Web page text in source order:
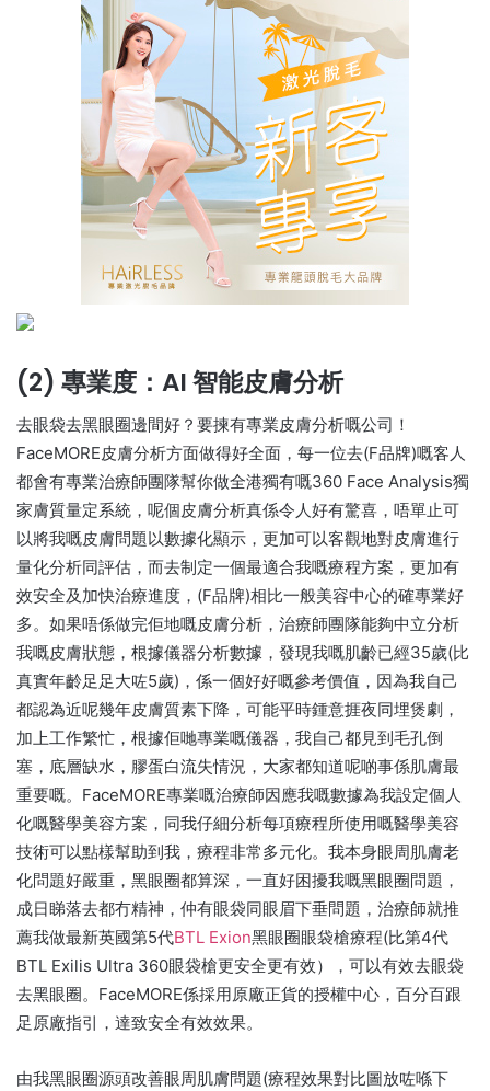
(2) 專業度：AI 智能皮膚分析
去眼袋去黑眼圈邊間好？要揀有專業皮膚分析嘅公司！
FaceMORE皮膚分析方面做得好全面，每一位去(F品牌)嘅客人
都會有專業治療師團隊幫你做全港獨有嘅360 Face Analysis獨
家膚質量定系統，呢個皮膚分析真係令人好有驚喜，唔單止可
以將我嘅皮膚問題以數據化顯示，更加可以客觀地對皮膚進行
量化分析同評估，而去制定一個最適合我嘅療程方案，更加有
效安全及加快治療進度，(F品牌)相比一般美容中心的確專業好
多。如果唔係做完佢地嘅皮膚分析，治療師團隊能夠中立分析
我嘅皮膚狀態，根據儀器分析數據，發現我嘅肌齡已經35歲(比
真實年齡足足大咗5歲)，係一個好好嘅參考價值，因為我自己
都認為近呢幾年皮膚質素下降，可能平時鍾意捱夜同埋煲劇，
加上工作繁忙，根據佢哋專業嘅儀器，我自己都見到毛孔倒
塞，底層缺水，膠蛋白流失情況，大家都知道呢啲事係肌膚最
重要嘅。FaceMORE專業嘅治療師因應我嘅數據為我設定個人
化嘅醫學美容方案，同我仔細分析每項療程所使用嘅醫學美容
技術可以點樣幫助到我，療程非常多元化。我本身眼周肌膚老
化問題好嚴重，黑眼圈都算深，一直好困擾我嘅黑眼圈問題，
成日睇落去都冇精神，仲有眼袋同眼眉下垂問題，治療師就推
薦我做最新英國第5代BTL Exion黑眼圈眼袋槍療程(比第4代
BTL Exilis Ultra 360眼袋槍更安全更有效），可以有效去眼袋
去黑眼圈。FaceMORE係採用原廠正貨的授權中心，百分百跟
足原廠指引，達致安全有效效果。
由我黑眼圈源頭改善眼周肌膚問題(療程效果對比圖放咗喺下